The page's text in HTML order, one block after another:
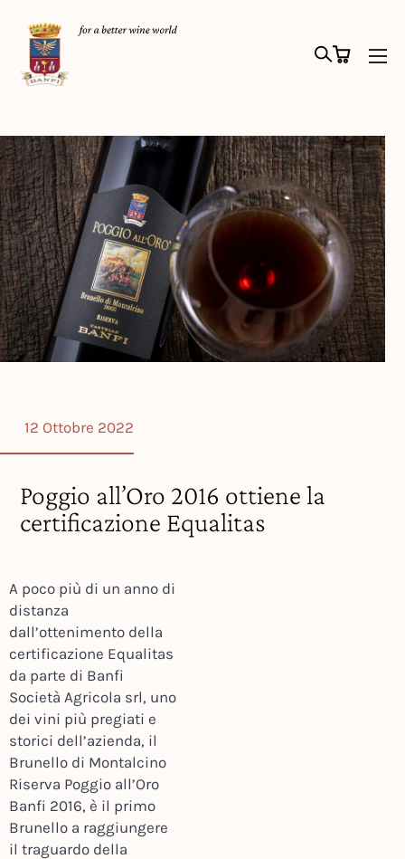
12 Ottobre 2022
Poggio all’Oro 2016 ottiene la
certificazione Equalitas
A poco più di un anno di
distanza
dall’ottenimento della
certificazione Equalitas
da parte di Banfi
Società Agricola srl, uno
dei vini più pregiati e
storici dell’azienda, il
Brunello di Montalcino
Riserva Poggio all’Oro
Banfi 2016, è il primo
Brunello a raggiungere
il traguardo della